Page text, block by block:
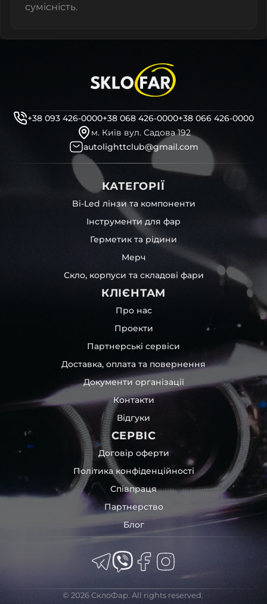
сумісність.
+38 093 426-0000+38 068 426-0000+38 066 426-0000
м. Київ вул. Садова 192
autolighttclub@gmail.com
КАТЕГОРІЇ
Bi-Led лінзи та компоненти
Інструменти для фар
Герметик та рідини
Мерч
Скло, корпуси та складові фари
КЛІЄНТАМ
Про нас
Проекти
Партнерські сервіси
Доставка, оплата та повернення
Документи організації
Контакти
Відгуки
СЕРВІС
Договір оферти
Політика конфіденційності
Співпраця
Партнерство
Блог
© 2026 СклоФар. All rights reserved.